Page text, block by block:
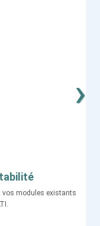
vos modules existants
›